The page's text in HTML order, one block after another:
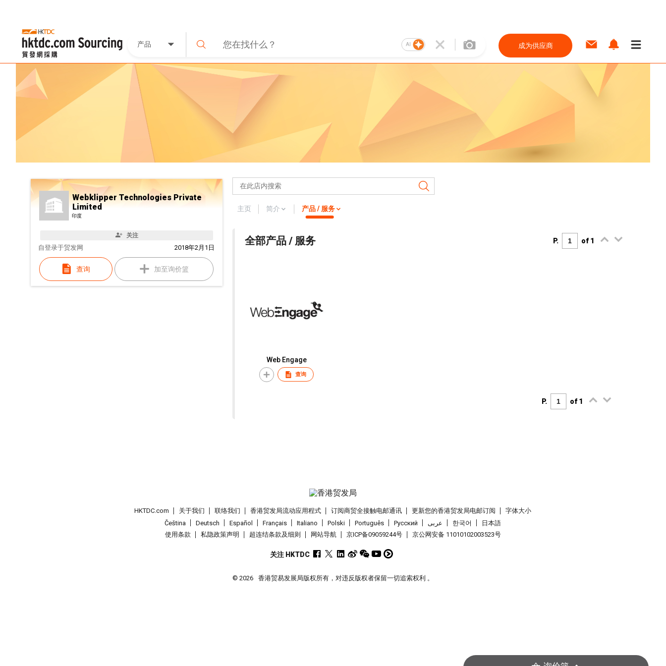
产品 AI 成为供应商
Webklipper Technologies Private
Limited
印度
关注
自 2018年2月1日
登录于贸发网
查询 加至询价篮
主页 简介 产品 / 服务
全部产品 / 服务 P. of 1
Web Engage
查询
P. of 1
HKTDC.com 关于我们 联络我们 香港贸发局流动应用程式 订阅商贸全接触电邮通讯 更新您的香港贸发局电邮订阅
字体大小
Čeština
Deutsch Español Français Italiano Polski Português Pусский عربى 한국어
日本語
使用条款
私隐政策声明 超连结条款及细则 网站导航 京ICP备09059244号 京公网安备 11010102003523号
关注 HKTDC
© 2026 香港贸易发展局版权所有，对违反版权者保留一切追索权利 。